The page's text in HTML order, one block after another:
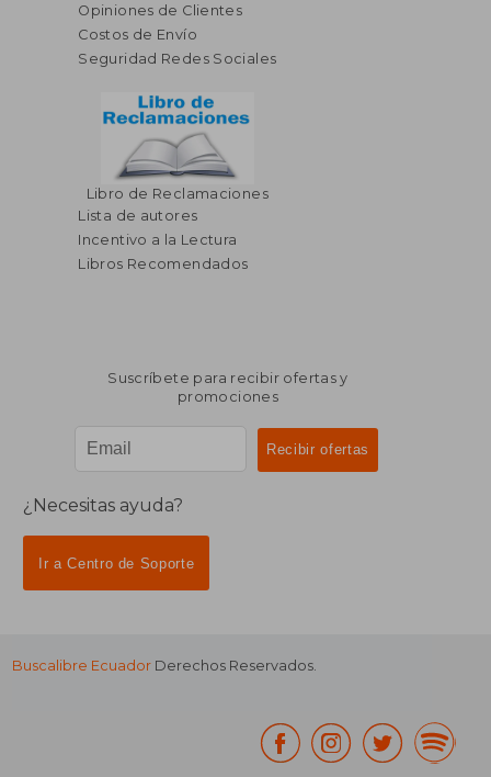
Opiniones de Clientes
Costos de Envío
Seguridad Redes Sociales
Libro de Reclamaciones
Lista de autores
Incentivo a la Lectura
Libros Recomendados
Suscríbete para recibir ofertas y
promociones
¿Necesitas ayuda?
Ir a Centro de Soporte
Buscalibre Ecuador Derechos Reservados.